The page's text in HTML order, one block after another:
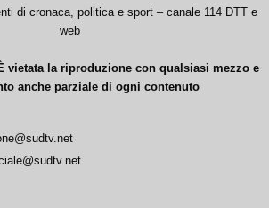
di cronaca, politica e sport – canale 114 DTT e
web
vietata la riproduzione con qualsiasi mezzo e
anche parziale di ogni contenuto